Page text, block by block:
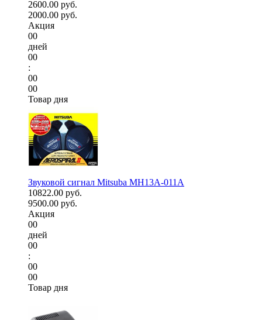
2600.00 руб.
2000.00 руб.
Акция
00
дней
00
:
00
00
Товар дня
Звуковой сигнал Mitsuba MH13A-011A
10822.00 руб.
9500.00 руб.
Акция
00
дней
00
:
00
00
Товар дня